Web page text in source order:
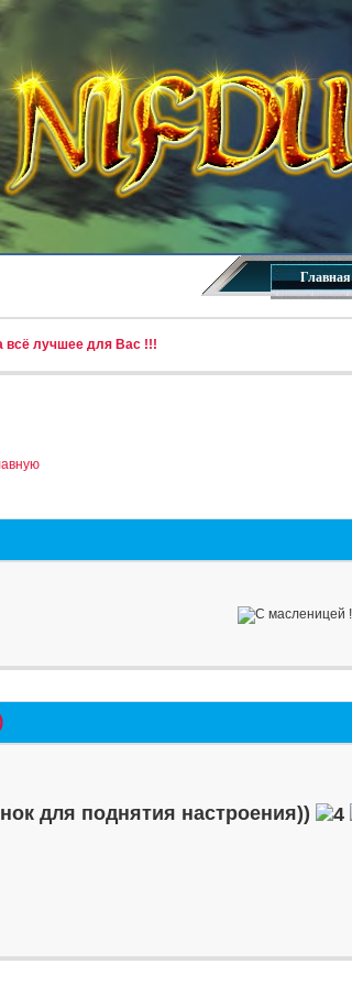
Главная
всё лучшее для Вас !!!
для поднятия настроения))